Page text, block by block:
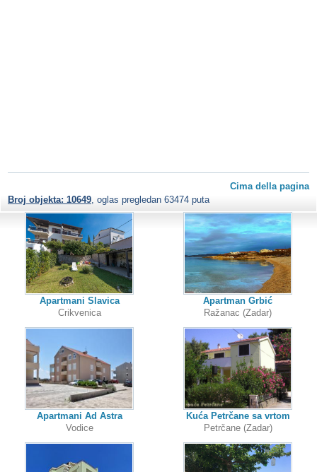
Cima della pagina
Broj objekta: 10649, oglas pregledan 63474 puta
Apartmani Slavica
Crikvenica
Apartmani Ad Astra
Vodice
Apartman Grbić
Ražanac (Zadar)
Kuća Petrčane sa vrtom
Petrčane (Zadar)